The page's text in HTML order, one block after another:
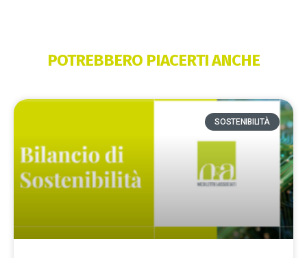
POTREBBERO PIACERTI ANCHE
SOSTENIBILITÀ